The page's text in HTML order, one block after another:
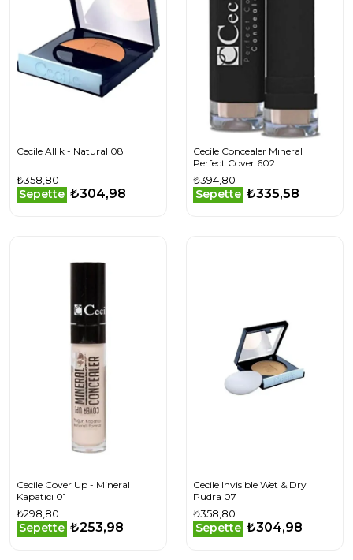
Cecile Allık - Natural 08
₺358,80
Sepette ₺304,98
Cecile Concealer Mıneral
Perfect Cover 602
₺394,80
Sepette ₺335,58
Cecile Cover Up - Mineral
Kapatıcı 01
₺298,80
Sepette ₺253,98
Cecile Invisible Wet & Dry
Pudra 07
₺358,80
Sepette ₺304,98